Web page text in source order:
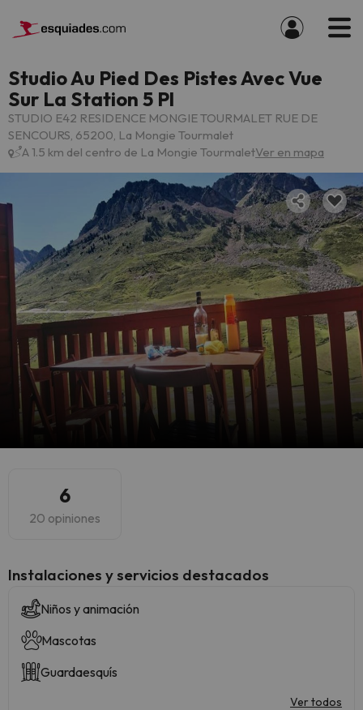
Studio Au Pied Des Pistes Avec Vue
Sur La Station 5 Pl
STUDIO E42 RESIDENCE MONGIE TOURMALET RUE DE
SENCOURS, 65200, La Mongie Tourmalet
A 1.5 km del centro de La Mongie TourmaletVer en mapa
6
20 opiniones
Instalaciones y servicios destacados
Niños y animación
Mascotas
Guardaesquís
Ver todos